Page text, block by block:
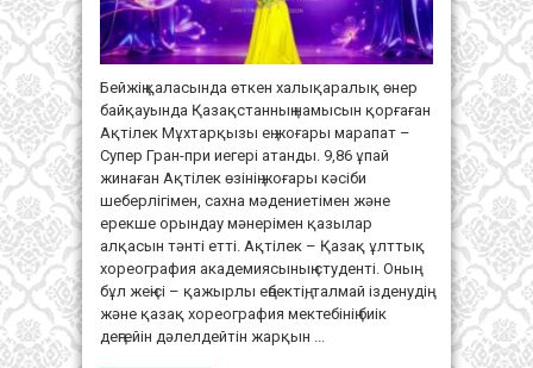
Бейжің қаласында өткен халықаралық өнер
байқауында Қазақстанның намысын қорғаған
Ақтілек Мұхтарқызы ең жоғары марапат –
Супер Гран-при иегері атанды. 9,86 ұпай
жинаған Ақтілек өзінің жоғары кәсіби
шеберлігімен, сахна мәдениетімен және
ерекше орындау мәнерімен қазылар
алқасын тәнті етті. Ақтілек – Қазақ ұлттық
хореография академиясының студенті. Оның
бұл жеңісі – қажырлы еңбектің, талмай ізденудің
және қазақ хореография мектебінің биік
деңгейін дәлелдейтін жарқын ...